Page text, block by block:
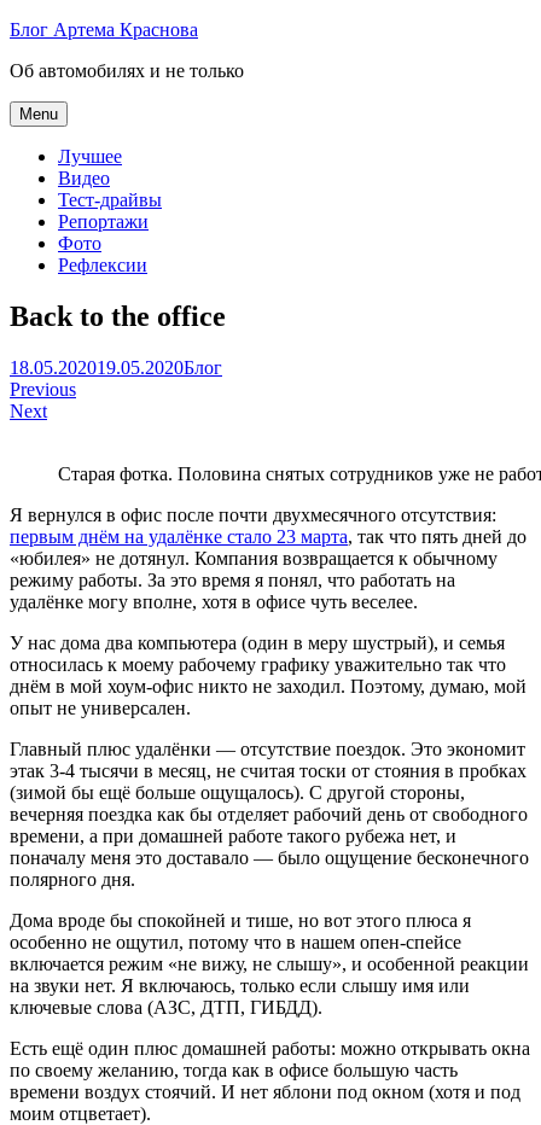
Skip
content
Блог Артема Краснова
Об автомобилях и не только
Menu
Лучшее
Видео
Тест-драйвы
Репортажи
Фото
Рефлексии
Back to the office
Артем
Краснов
18.05.202019.05.2020Блог
Навигация
по
Previous
Next
Старая фотка. Половина снятых сотрудников уже не
Я вернулся в офис после почти двухмесячного отсутствия:
первым днём на удалёнке стало 23 марта, так что пять дней до
«юбилея» не дотянул. Компания возвращается к обычному
режиму работы. За это время я понял, что работать на
удалёнке могу вполне, хотя в офисе чуть веселее.
У нас дома два компьютера (один в меру шустрый), и семья
относилась к моему рабочему графику уважительно так что
днём в мой хоум-офис никто не заходил. Поэтому, думаю, мой
опыт не универсален.
Главный плюс удалёнки — отсутствие поездок. Это экономит
этак 3-4 тысячи в месяц, не считая тоски от стояния в пробках
(зимой бы ещё больше ощущалось). С другой стороны,
вечерняя поездка как бы отделяет рабочий день от свободного
времени, а при домашней работе такого рубежа нет, и
поначалу меня это доставало — было ощущение бесконечного
полярного дня.
Дома вроде бы спокойней и тише, но вот этого плюса я
особенно не ощутил, потому что в нашем опен-спейсе
включается режим «не вижу, не слышу», и особенной реакции
на звуки нет. Я включаюсь, только если слышу имя или
ключевые слова (АЗС, ДТП, ГИБДД).
Есть ещё один плюс домашней работы: можно открывать окна
по своему желанию, тогда как в офисе большую часть
времени воздух стоячий. И нет яблони под окном (хотя и под
моим отцветает).